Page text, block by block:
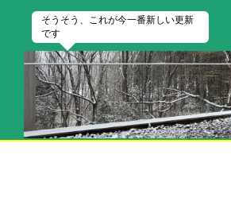
そうそう、これが今一番新しい更新
です